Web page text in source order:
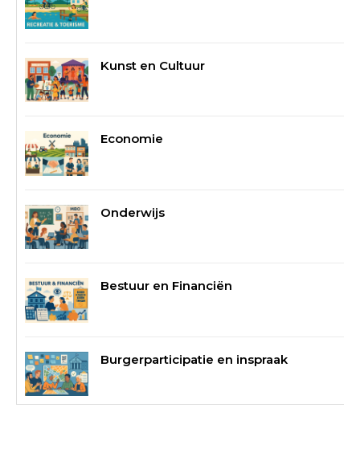
Kunst en Cultuur
Economie
Onderwijs
Bestuur en Financiën
Burgerparticipatie en inspraak